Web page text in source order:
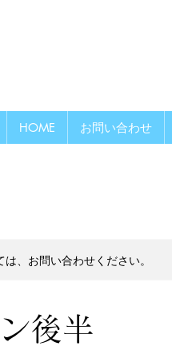
HOME お問い合わせ
、お問い合わせください。
後半